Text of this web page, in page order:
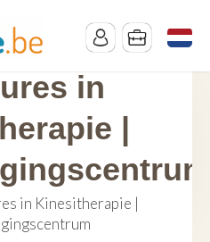
in
|
in Kinesitherapie |